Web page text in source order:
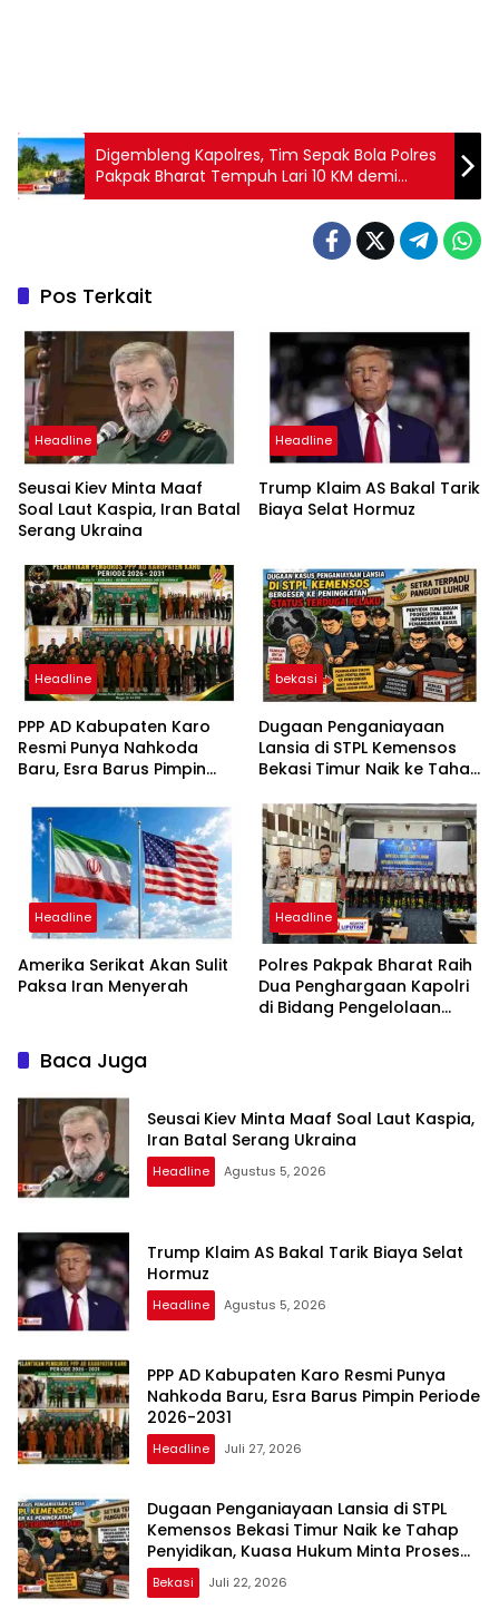
Digembleng Kapolres, Tim Sepak Bola Polres
Pakpak Bharat Tempuh Lari 10 KM demi
Rebut Juara HUT Bhayangkara ke-80
Pos Terkait
Headline
Seusai Kiev Minta Maaf
Soal Laut Kaspia, Iran Batal
Serang Ukraina
Headline
Trump Klaim AS Bakal Tarik
Biaya Selat Hormuz
Headline
PPP AD Kabupaten Karo
Resmi Punya Nahkoda
Baru, Esra Barus Pimpin
bekasi
Dugaan Penganiayaan
Lansia di STPL Kemensos
Bekasi Timur Naik ke Tahap
Minta Proses Transparan
dan Bebas Intervensi
Headline
Amerika Serikat Akan Sulit
Paksa Iran Menyerah
Headline
Polres Pakpak Bharat Raih
Dua Penghargaan Kapolri
di Bidang Pengelolaan
Baca Juga
Seusai Kiev Minta Maaf Soal Laut Kaspia,
Iran Batal Serang Ukraina
Headline Agustus 5, 2026
Trump Klaim AS Bakal Tarik Biaya Selat
Hormuz
Headline Agustus 5, 2026
PPP AD Kabupaten Karo Resmi Punya
Nahkoda Baru, Esra Barus Pimpin Periode
2026-2031
Headline Juli 27, 2026
Dugaan Penganiayaan Lansia di STPL
Kemensos Bekasi Timur Naik ke Tahap
Penyidikan, Kuasa Hukum Minta Proses
Transparan dan Bebas Intervensi
Bekasi Juli 22, 2026